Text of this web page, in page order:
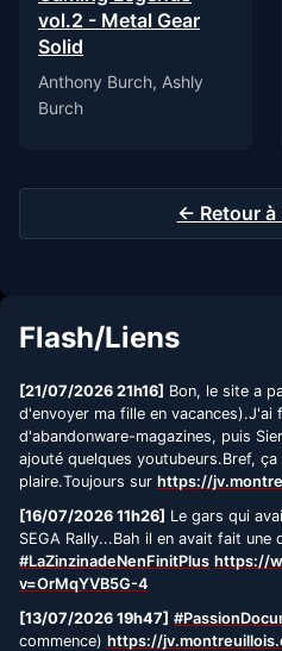
vol.2 - Metal Gear
Solid
Anthony Burch, Ashly
Burch
← Retour à
Flash/Liens
[21/07/2026 21h16] Bon, le site a
d'envoyer ma fille en
d'abandonware-magazines, puis
ajouté quelques youtubeurs.Bref,
plaire.Toujours sur https://
[16/07/2026 11h26] Le gars qui
SEGA Rally...Bah il en avait fait
#LaZinzinadeNenFinitPlus https://
v=OrMqYVB5G-4
[13/07/2026 19h47]
commence) https://